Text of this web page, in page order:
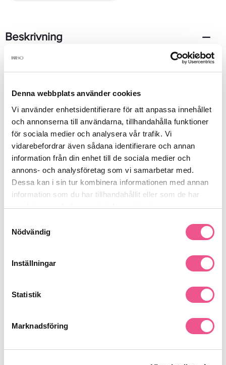
Denna webbplats använder cookies
Vi använder enhetsidentifierare för att anpassa innehållet
och annonserna till användarna, tillhandahålla funktioner
för sociala medier och analysera vår trafik. Vi
vidarebefordrar även sådana identifierare och annan
information från din enhet till de sociala medier och
annons- och analysföretag som vi samarbetar med.
Dessa kan i sin tur kombinera informationen med annan
information som du har tillhandahållit eller som de har
samlat in när du har använt deras tjänster.
Nödvändig
Inställningar
Statistik
Marknadsföring
Beskrivning
Deseo Köln av Jennifer Lopez, är en maskulin doft som du
Produktdetaljer
Recensioner
Finns i: